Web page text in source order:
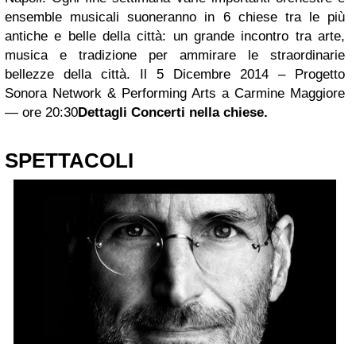
ensemble musicali suoneranno in 6 chiese tra le più
antiche e belle della città: un grande incontro tra arte,
musica e tradizione per ammirare le straordinarie
bellezze della città. Il 5 Dicembre 2014 – Progetto
Sonora Network & Performing Arts a Carmine Maggiore
— ore 20:30Dettagli Concerti nella chiese.
SPETTACOLI